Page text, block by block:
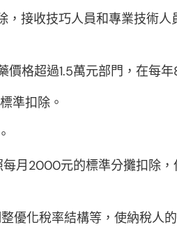
，接收技巧人員和專業技術
價格超過1.5萬元部門，在每
準扣除。
月2000元的標準分攤扣除
優化稅率結構等，使納稅人